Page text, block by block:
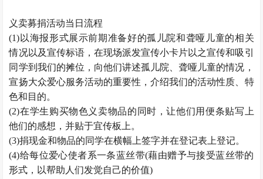
义卖募捐活动当日流程
(1)以海报形式展示前期准备好的孤儿院和聋哑儿童的相关
情况以及宣传标语，在现场派发宣传小卡片以之宣传和吸引
同学到我们的摊位，向他们讲述孤儿院、聋哑儿童的情况，
宣扬大众爱心服务活动的重要性，介绍我们的活动性质、特
色和目的。
(2)在学生购买物色义卖物品的同时，让他们用便条贴写上
他们的感想，并贴于宜传板上。
(3)捐现金和物品的同学在横幅上签字并在登记表上登记。
(4)给每位爱心使者系一条蓝丝带(藉由赠予与接受蓝丝带的
形式，以帮助人们发觉自己的价值)